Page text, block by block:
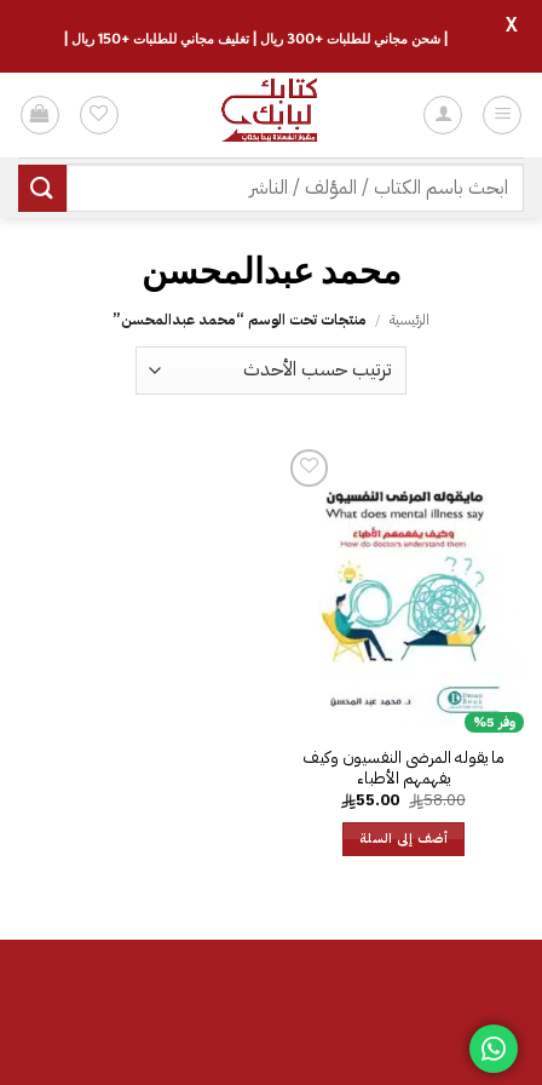
للمحتوى
البحث
عن:
الرئيسية / منتجات تحت الوسم “‎محمد عبدالمحسن‎”
وفر 5%
‎ما يقوله المرضى النفسيون وكيف
يفهمهم الأطباء
58.00
السعر
الأصلي
هو:
58.00.
55.00 السعر
الحالي
هو: أضف إلى السلة
| شحن مجاني للطلبات +300 ريال | تغليف مجاني للطلبات +150 ريال |
X